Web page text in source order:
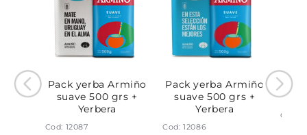
Pack yerba Armiño
suave 500 grs +
Yerbera
Cod: 12087
Pack yerba Armiño
suave 500 grs +
Yerbera
Cod: 12086
Cod: